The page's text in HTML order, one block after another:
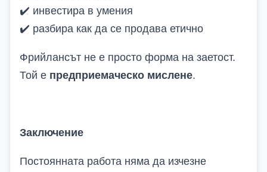
✔️ инвестира в умения
✔️ разбира как да се продава етично
Фрийлансът не е просто форма на заетост.
Той е предприемаческо мислене.
Заключение
Постоянната работа няма да изчезне